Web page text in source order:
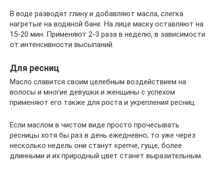
В воде разводят глину и добавляют масла, слегка
нагретые на водяной бане. На лице маску оставляют на
15-20 мин. Применяют 2-3 раза в неделю, в зависимости
от интенсивности высыпаний.
Для ресниц
Масло славится своим целебным воздействием на
волосы и многие девушки и женщины с успехом
применяют его также для роста и укрепления ресниц.
Если маслом в чистом виде просто прочесывать
ресницы хотя бы раз в день ежедневно, то уже через
несколько недель они станут крепче, гуще, более
длинными и их природный цвет станет выразительным.